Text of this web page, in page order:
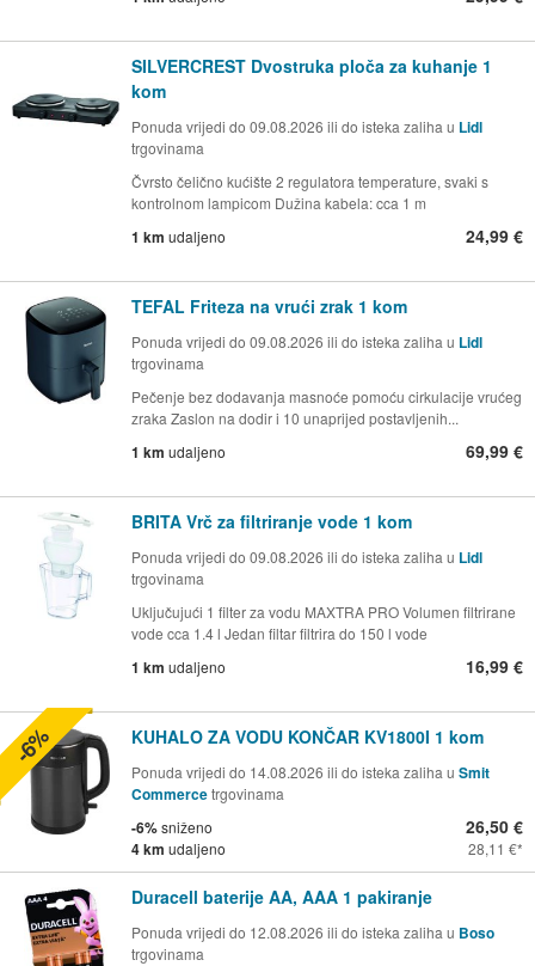
SILVERCREST Dvostruka ploča za kuhanje 1
kom
Ponuda vrijedi do 09.08.2026 ili do isteka zaliha u Lidl
trgovinama
Čvrsto čelično kućište 2 regulatora temperature, svaki s
kontrolnom lampicom Dužina kabela: cca 1 m
1 km udaljeno 24,99 €
TEFAL Friteza na vrući zrak 1 kom
Ponuda vrijedi do 09.08.2026 ili do isteka zaliha u Lidl
trgovinama
Pečenje bez dodavanja masnoće pomoću cirkulacije vrućeg
zraka Zaslon na dodir i 10 unaprijed postavljenih...
1 km udaljeno 69,99 €
BRITA Vrč za filtriranje vode 1 kom
Ponuda vrijedi do 09.08.2026 ili do isteka zaliha u Lidl
trgovinama
Uključujući 1 filter za vodu MAXTRA PRO Volumen filtrirane
vode cca 1.4 l Jedan filtar filtrira do 150 l vode
1 km udaljeno 16,99 €
KUHALO ZA VODU KONČAR KV1800I 1 kom
Ponuda vrijedi do 14.08.2026 ili do isteka zaliha u Smit
Commercetrgovinama
-6%sniženo
4 km udaljeno
26,50 €
28,11 €
-6%
Duracell baterije AA, AAA 1 pakiranje
Ponuda vrijedi do 12.08.2026 ili do isteka zaliha u Boso
trgovinama